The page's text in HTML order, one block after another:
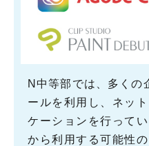
N中等部では、多くの
ールを利用し、ネッ
ケーションを行って
から利用する可能性